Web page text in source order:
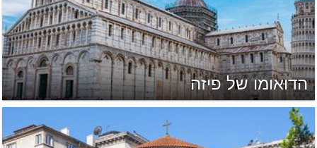
הדוּאומו של פיזה